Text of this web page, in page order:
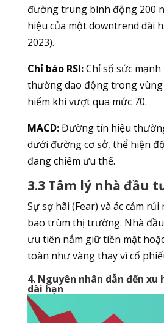
đường trung bình động 200
hiệu của một downtrend dài
2023).
Chỉ báo RSI:Chỉ số sức mạnh
thường dao động trong vùng
hiếm khi vượt qua mức 70.
MACD:Đường tín hiệu
dưới đường cơ sở, thể hiện
đang chiếm ưu thế.
3.3 Tâm lý nhà đầu
Sự sợ hãi (Fear) và ác cảm
bao trùm thị trường. Nhà
ưu tiên nắm giữ tiền mặt
toàn như vàng thay vì cổ
4. Nguyên nhân dẫn đến
dài hạn